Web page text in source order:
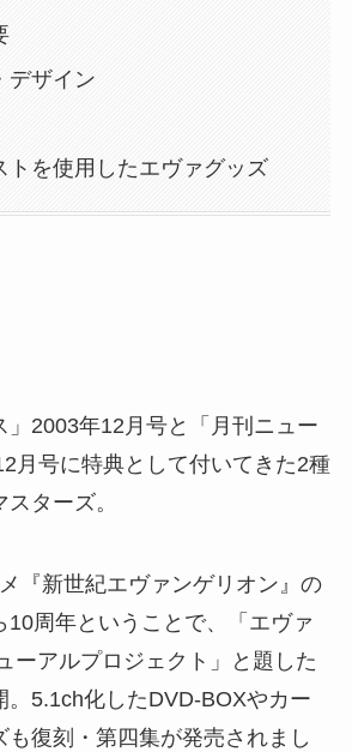
デザイン
トを使用したエヴァグッズ
」2003年12月号と「月刊ニュー
月号に特典として付いてきた2種
ターズ。
『新世紀エヴァンゲリオン』の
10周年ということで、「エヴァ
ーアルプロジェクト」と題した
。5.1ch化したDVD-BOXやカー
も復刻・第四集が発売されまし